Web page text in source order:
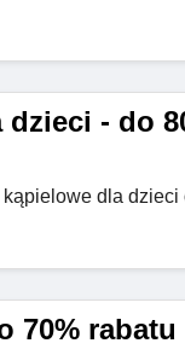
- do
dla dzieci
70% rabatu